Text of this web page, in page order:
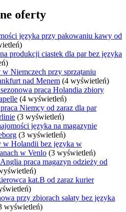
oferty
języka przy pakowaniu kawy od
produkcji ciastek dla par bez języka
Niemczech przy sprzątaniu
nad Menem (4 wyświetleń)
praca Holandia zbiory
(4 wyświetleń)
Niemcy od zaraz dla par
(3 wyświetleń)
języka na magazynie
(3 wyświetleń)
w Holandii bez języka w
w Venlo (3 wyświetleń)
praca magazyn odzieży od
kat.B od zaraz kurier
przy zbiorach sałaty bez języka
wyświetleń)